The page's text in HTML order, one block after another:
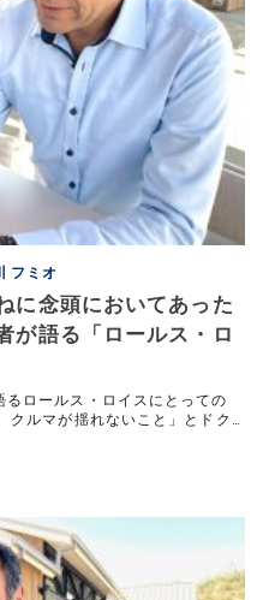
フミオ
に念頭においてあった
が語る「ロールス・ロ
ロールス・ロイスにとっての
クルマが揺れないこと」とドク
スペクターで意図したロール
実